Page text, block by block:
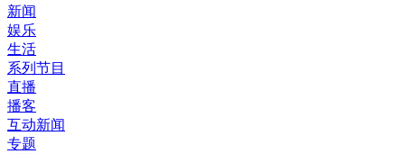
新闻
娱乐
生活
系列节目
直播
播客
互动新闻
专题